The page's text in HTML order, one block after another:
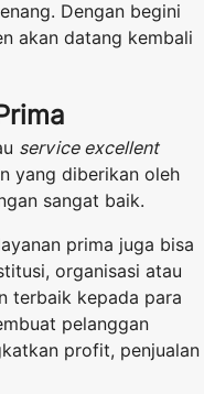
Dengan begini
akan datang kembali
service excellent
yang diberikan oleh
sangat baik.
prima juga bisa
organisasi atau
terbaik kepada para
pelanggan
profit, penjualan